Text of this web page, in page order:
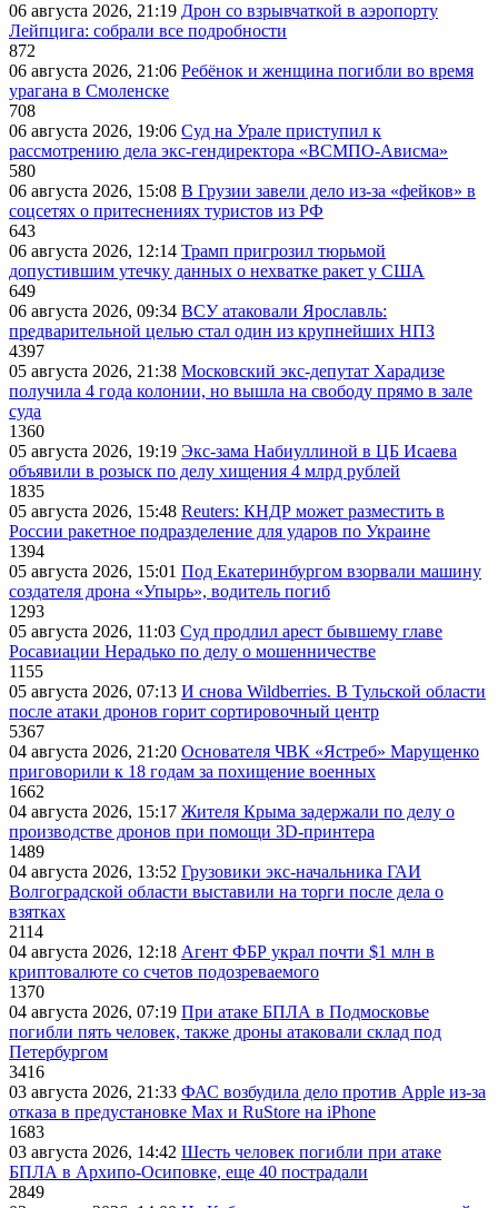
06 августа 2026, 21:19 Дрон со взрывчаткой в аэропорту
Лейпцига: собрали все подробности
872
06 августа 2026, 21:06 Ребёнок и женщина погибли во время
урагана в Смоленске
708
06 августа 2026, 19:06 Суд на Урале приступил к
рассмотрению дела экс-гендиректора «ВСМПО-Ависма»
580
06 августа 2026, 15:08 В Грузии завели дело из-за «фейков» в
соцсетях о притеснениях туристов из РФ
643
06 августа 2026, 12:14 Трамп пригрозил тюрьмой
допустившим утечку данных о нехватке ракет у США
649
06 августа 2026, 09:34 ВСУ атаковали Ярославль:
предварительной целью стал один из крупнейших НПЗ
4397
05 августа 2026, 21:38 Московский экс-депутат Харадизе
получила 4 года колонии, но вышла на свободу прямо в зале
суда
1360
05 августа 2026, 19:19 Экс-зама Набиуллиной в ЦБ Исаева
объявили в розыск по делу хищения 4 млрд рублей
1835
05 августа 2026, 15:48 Reuters: КНДР может разместить в
России ракетное подразделение для ударов по Украине
1394
05 августа 2026, 15:01 Под Екатеринбургом взорвали машину
создателя дрона «Упырь», водитель погиб
1293
05 августа 2026, 11:03 Суд продлил арест бывшему главе
Росавиации Нерадько по делу о мошенничестве
1155
05 августа 2026, 07:13 И снова Wildberries. В Тульской области
после атаки дронов горит сортировочный центр
5367
04 августа 2026, 21:20 Основателя ЧВК «Ястреб» Марущенко
приговорили к 18 годам за похищение военных
1662
04 августа 2026, 15:17 Жителя Крыма задержали по делу о
производстве дронов при помощи 3D‑принтера
1489
04 августа 2026, 13:52 Грузовики экс-начальника ГАИ
Волгоградской области выставили на торги после дела о
взятках
2114
04 августа 2026, 12:18 Агент ФБР украл почти $1 млн в
криптовалюте со счетов подозреваемого
1370
04 августа 2026, 07:19 При атаке БПЛА в Подмосковье
погибли пять человек, также дроны атаковали склад под
Петербургом
3416
03 августа 2026, 21:33 ФАС возбудила дело против Apple из-за
отказа в предустановке Max и RuStore на iPhone
1683
03 августа 2026, 14:42 Шесть человек погибли при атаке
БПЛА в Архипо-Осиповке, еще 40 пострадали
2849